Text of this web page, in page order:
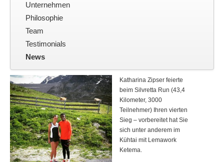
Unternehmen
Philosophie
Team
Testimonials
News
Katharina Zipser feierte
beim Silvretta Run (43,4
Kilometer, 3000
Teilnehmer) Ihren vierten
Sieg – vorbereitet hat Sie
sich unter anderem im
Kühtai mit Lemawork
Ketema.